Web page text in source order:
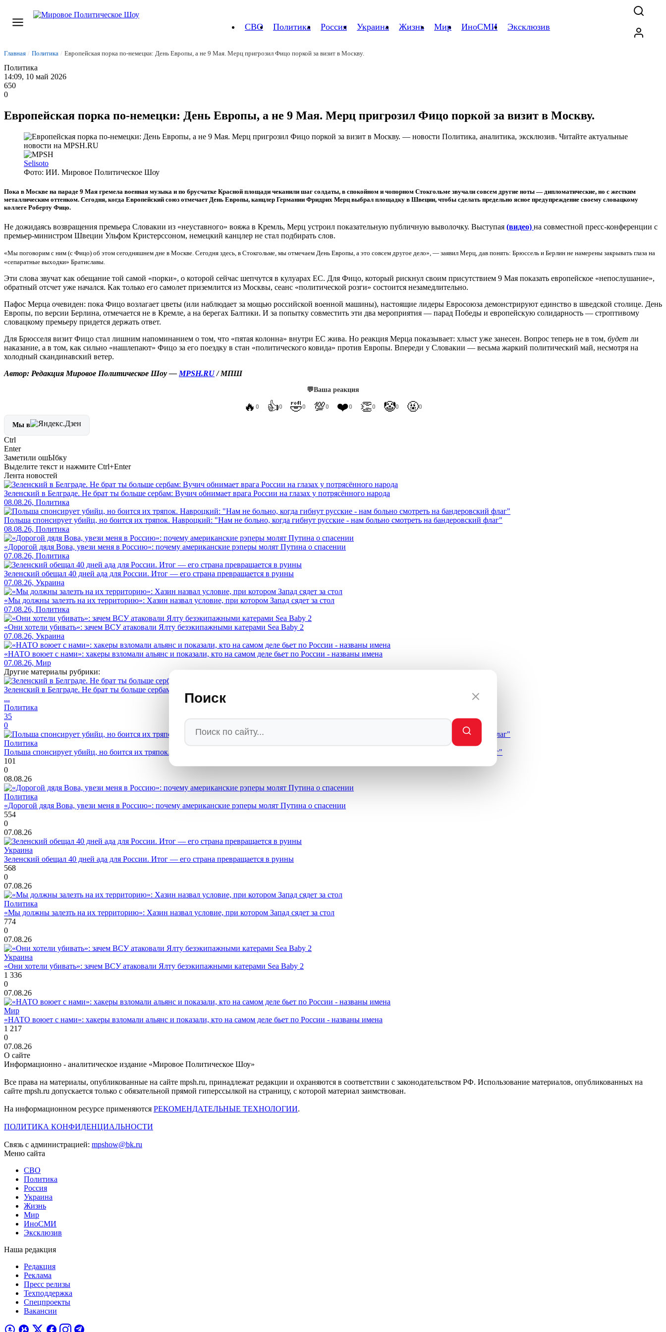
СВО Политика Россия Украина Жизнь Мир ИноСМИ Эксклюзив
Поиск
Главная / Политика / Европейская порка по-немецки: День Европы, а не 9 Мая. Мерц пригрозил Фицо поркой за визит в Москву.
Политика
14:09, 10 май 2026
650
0
Европейская порка по-немецки: День Европы, а не 9 Мая. Мерц пригрозил Фицо поркой за визит в Москву.
Selisoto
Фото: ИИ. Мировое Политическое Шоу
Пока в Москве на параде 9 Мая гремела военная музыка и по брусчатке Красной площади чеканили шаг солдаты, в спокойном и чопорном Стокгольме звучали совсем другие ноты — дипломатические, но с жестким
металлическим оттенком. Сегодня, когда Европейский союз отмечает День Европы, канцлер Германии Фридрих Мерц выбрал площадку в Швеции, чтобы сделать предельно ясное предупреждение своему словацкому
коллеге Роберту Фицо.
Не дожидаясь возвращения премьера Словакии из «неуставного» вояжа в Кремль, Мерц устроил показательную публичную выволочку. Выступая (видео) на совместной пресс-конференции с
премьер-министром Швеции Ульфом Кристерссоном, немецкий канцлер не стал подбирать слов.
«Мы поговорим с ним (с Фицо) об этом сегодняшнем дне в Москве. Сегодня здесь, в Стокгольме, мы отмечаем День Европы, а это совсем другое дело», — заявил Мерц, дав понять: Брюссель и Берлин не намерены закрывать глаза на
«сепаратные выходки» Братиславы.
Эти слова звучат как обещание той самой «порки», о которой сейчас шепчутся в кулуарах ЕС. Для Фицо, который рискнул своим присутствием 9 Мая показать европейское «непослушание»,
обратный отсчет уже начался. Как только его самолет приземлится из Москвы, сеанс «политической розги» состоится незамедлительно.
Пафос Мерца очевиден: пока Фицо возлагает цветы (или наблюдает за мощью российской военной машины), настоящие лидеры Евросоюза демонстрируют единство в шведской столице. День
Европы, по версии Берлина, отмечается не в Кремле, а на берегах Балтики. И за попытку совместить эти два мероприятия — парад Победы и европейскую солидарность — строптивому
словацкому премьеру придется держать ответ.
Для Брюсселя визит Фицо стал лишним напоминанием о том, что «пятая колонна» внутри ЕС жива. Но реакция Мерца показывает: хлыст уже занесен. Вопрос теперь не в том, будет ли
наказание, а в том, как сильно «нашлепают» Фицо за его поездку в стан «политического ковида» против Европы. Впереди у Словакии — весьма жаркий политический май, несмотря на
холодный скандинавский ветер.
Автор: Редакция Мировое Политическое Шоу — MPSH.RU/ МПШ
💬Ваша реакция
🔥 0 👍0 🤣0 💯0 ❤️0 👏0 🤡0 🤬0
Мы в
Ctrl
Enter
Заметили ошЫбку
Выделите текст и нажмите Ctrl+Enter
Лента новостей
Зеленский в Белграде. Не брат ты больше сербам: Вучич обнимает врага России на глазах у потрясённого народа
08.08.26, Политика
Польша спонсирует убийц, но боится их тряпок. Навроцкий: "Нам не больно, когда гибнут русские - нам больно смотреть на бандеровский флаг"
08.08.26, Политика
«Дорогой дядя Вова, увези меня в Россию»: почему американские рэперы молят Путина о спасении
07.08.26, Политика
Зеленский обещал 40 дней ада для России. Итог — его страна превращается в руины
07.08.26, Украина
«Мы должны залезть на их территорию»: Хазин назвал условие, при котором Запад сядет за стол
07.08.26, Политика
«Они хотели убивать»: зачем ВСУ атаковали Ялту безэкипажными катерами Sea Baby 2
07.08.26, Украина
«НАТО воюет с нами»: хакеры взломали альянс и показали, кто на самом деле бьет по России - названы имена
07.08.26, Мир
Другие материалы рубрики:
Зеленский в Белграде. Не брат ты больше сербам: Вучич обнимает врага России на глазах у потрясённого народа
...
Политика
35
0
Политика
Польша спонсирует убийц, но боится их тряпок. Навроцкий: "Нам не больно, когда гибнут русские - нам больно смотреть на бандеровский флаг"
101
0
08.08.26
Политика
«Дорогой дядя Вова, увези меня в Россию»: почему американские рэперы молят Путина о спасении
554
0
07.08.26
Украина
Зеленский обещал 40 дней ада для России. Итог — его страна превращается в руины
568
0
07.08.26
Политика
«Мы должны залезть на их территорию»: Хазин назвал условие, при котором Запад сядет за стол
774
0
07.08.26
Украина
«Они хотели убивать»: зачем ВСУ атаковали Ялту безэкипажными катерами Sea Baby 2
1 336
0
07.08.26
Мир
«НАТО воюет с нами»: хакеры взломали альянс и показали, кто на самом деле бьет по России - названы имена
1 217
0
07.08.26
О сайте
Информационно - аналитическое издание «Мировое Политическое Шоу»
Все права на материалы, опубликованные на сайте mpsh.ru, принадлежат редакции и охраняются в соответствии с законодательством РФ. Использование материалов, опубликованных на
сайте mpsh.ru допускается только с обязательной прямой гиперссылкой на страницу, с которой материал заимствован.
На информационном ресурсе применяются РЕКОМЕНДАТЕЛЬНЫЕ ТЕХНОЛОГИИ.
ПОЛИТИКА КОНФИДЕНЦИАЛЬНОСТИ
Связь с администрацией: mpshow@bk.ru
Меню сайта
СВО
Политика
Россия
Украина
Жизнь
Мир
ИноСМИ
Эксклюзив
Наша редакция
Редакция
Реклама
Пресс релизы
Техподдержка
Спецпроекты
Вакансии